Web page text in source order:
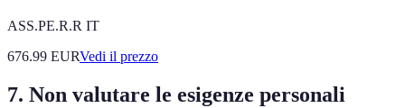
ASS.PE.R.R IT
676.99 EURVedi il prezzo
7. Non valutare le esigenze personali